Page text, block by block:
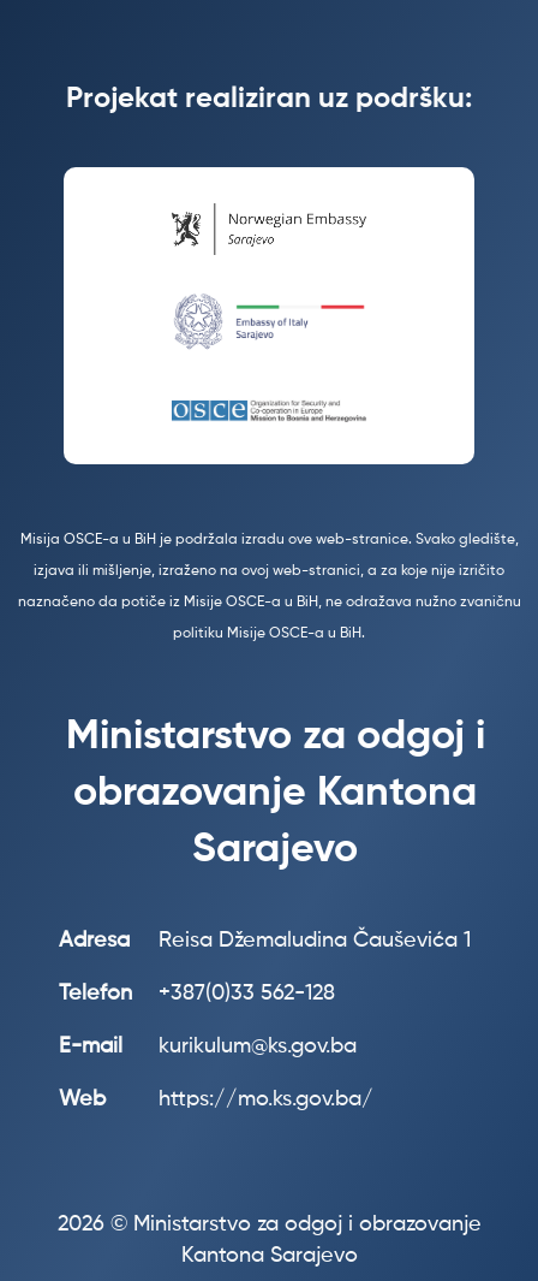
Projekat realiziran uz podršku:
Misija OSCE-a u BiH je podržala izradu ove web-stranice. Svako gledište,
izjava ili mišljenje, izraženo na ovoj web-stranici, a za koje nije izričito
naznačeno da potiče iz Misije OSCE-a u BiH, ne odražava nužno zvaničnu
politiku Misije OSCE-a u BiH.
Ministarstvo za odgoj i
obrazovanje Kantona
Sarajevo
Adresa Reisa Džemaludina Čauševića 1
Telefon +387(0)33 562-128
E-mail kurikulum@ks.gov.ba
Web https://mo.ks.gov.ba/
2026 © Ministarstvo za odgoj i obrazovanje
Kantona Sarajevo